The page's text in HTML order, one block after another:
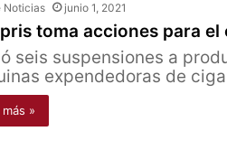
Noticias junio 1, 2021
toma acciones para
seis suspensiones a
expendedoras de
»